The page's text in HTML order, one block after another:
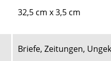
32,5 cm x 3,5 cm
Briefe, Zeitungen,